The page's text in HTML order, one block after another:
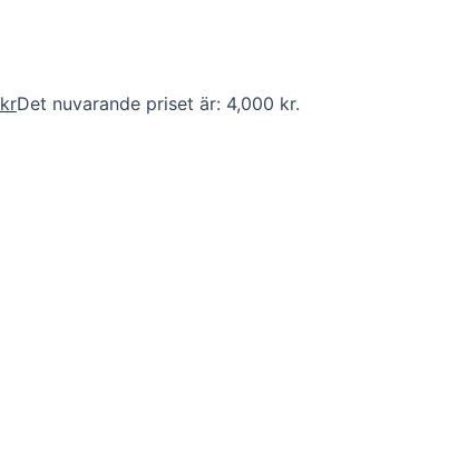
krDet nuvarande priset är: 4,000 kr.